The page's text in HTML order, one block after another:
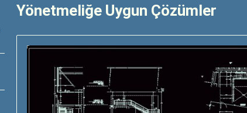
Yönetmeliğe Uygun Çözümler